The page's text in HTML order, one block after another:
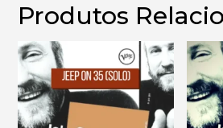
Produtos